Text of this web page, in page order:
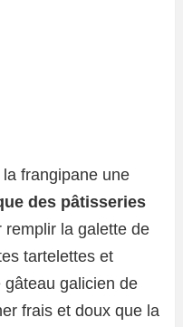
la frangipane une
des pâtisseries
remplir la galette de
tartelettes et
galicien de
frais et doux que la